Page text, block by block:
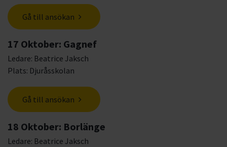
Gå till ansökan
17 Oktober: Gagnef
Ledare: Beatrice Jaksch
Plats: Djuråsskolan
Gå till ansökan
18 Oktober: Borlänge
Ledare: Beatrice Jaksch